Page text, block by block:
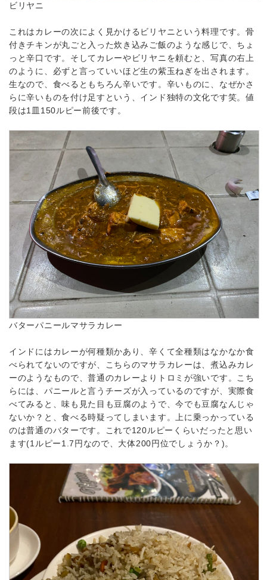
ビリヤニ
これはカレーの次によく見かけるビリヤニという料理です。骨
付きチキンが丸ごと入った炊き込みご飯のような感じで、ちょ
っと辛口です。そしてカレーやビリヤニを頼むと、写真の右上
のように、必ずと言っていいほど生の紫玉ねぎを出されます。
生なので、食べるともちろん辛いです。辛いものに、なぜかさ
らに辛いものを付け足すという、インド独特の文化です笑。値
段は1皿150ルピー前後です。
バターパニールマサラカレー
インドにはカレーが何種類かあり、辛くて全種類はなかなか食
べられてないのですが、こちらのマサラカレーは、煮込みカレ
ーのようなもので、普通のカレーよりトロミが強いです。こち
らには、パニールと言うチーズが入っているのですが、実際食
べてみると、味も見た目も豆腐のようで、今でも豆腐なんじゃ
ないか？と、食べる時疑ってしまいます。上に乗っかっている
のは普通のバターです。これで120ルピーくらいだったと思い
ます(1ルピー1.7円なので、大体200円位でしょうか？)。